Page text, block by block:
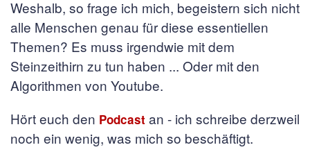
Weshalb, so frage ich mich, begeistern sich nicht
alle Menschen genau für diese essentiellen
Themen? Es muss irgendwie mit dem
Steinzeithirn zu tun haben ... Oder mit den
Algorithmen von Youtube.
Hört euch den Podcast an - ich schreibe derzweil
noch ein wenig, was mich so beschäftigt.